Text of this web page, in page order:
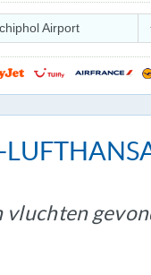
Airport
vluchten